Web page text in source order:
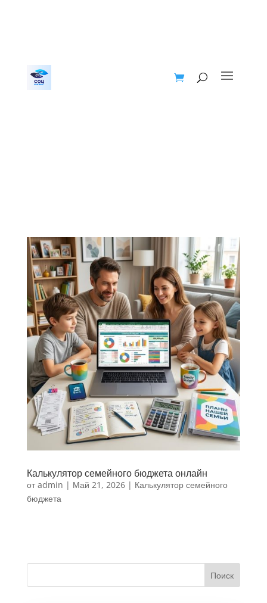
Калькулятор семейного бюджета онлайн
отadmin | Май 21, 2026| Калькулятор семейного
бюджета